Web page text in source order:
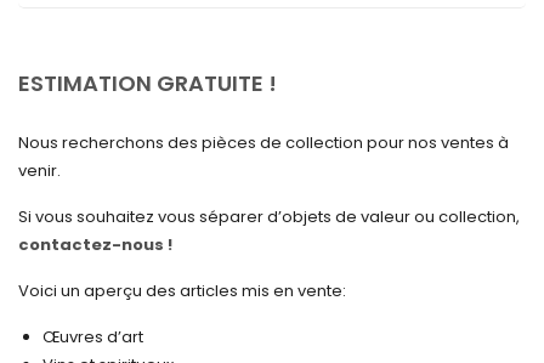
avril 2025
décembre 2024
novembre 2024
octobre 2024
ESTIMATION GRATUITE !
Nous recherchons des pièces de collection pour nos ventes à
venir.
Si vous souhaitez vous séparer d’objets de valeur ou collection,
contactez-nous !
Voici un aperçu des articles mis en vente:
Œuvres d’art